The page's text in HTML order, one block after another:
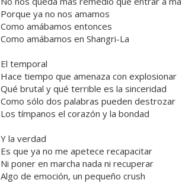
Porque ya no nos amamos
Como amábamos entonces
Como amábamos en Shangri-La
El temporal
Hace tiempo que amenaza con explosionar
Qué brutal y qué terrible es la sinceridad
Como sólo dos palabras pueden destrozar
Los tímpanos el corazón y la bondad
Y la verdad
Es que ya no me apetece recapacitar
Ni poner en marcha nada ni recuperar
Algo de emoción, un pequeño crush